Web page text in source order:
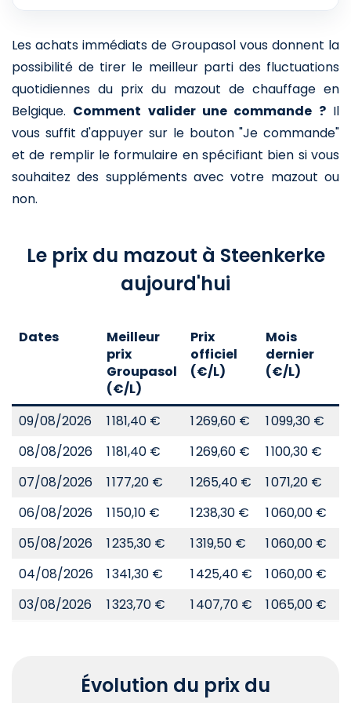
Les achats immédiats de Groupasol vous donnent la
possibilité de tirer le meilleur parti des fluctuations
quotidiennes du prix du mazout de chauffage en
Belgique. Comment valider une commande ?Il
vous suffit d'appuyer sur le bouton "Je commande"
et de remplir le formulaire en spécifiant bien si vous
souhaitez des suppléments avec votre mazout ou
non.
Le prix du mazout à Steenkerke
aujourd'hui
Dates
Meilleur
prix
Groupasol
(€/L)
Prix
officiel
(€/L)
Mois
dernier
(€/L)
09/08/2026 1 181,40 € 1 269,60 € 1 099,30 €
08/08/2026
1 181,40 € 1 269,60 € 1 100,30 €
07/08/2026
1 177,20 € 1 265,40 € 1 071,20 €
06/08/2026
1 150,10 € 1 238,30 € 1 060,00 €
05/08/2026
1 235,30 € 1 319,50 € 1 060,00 €
04/08/2026
1 341,30 € 1 425,40 € 1 060,00 €
03/08/2026
1 323,70 € 1 407,70 € 1 065,00 €
Évolution du prix du